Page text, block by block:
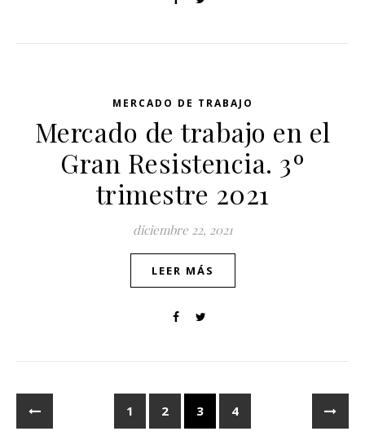
MERCADO DE TRABAJO
Mercado de trabajo en el
Gran Resistencia. 3º
trimestre 2021
diciembre 22, 2021
LEER MÁS
1 2 3 4